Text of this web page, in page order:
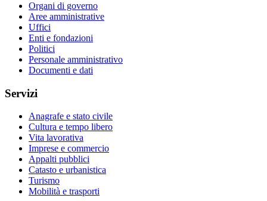
Organi di governo
Aree amministrative
Uffici
Enti e fondazioni
Politici
Personale amministrativo
Documenti e dati
Servizi
Anagrafe e stato civile
Cultura e tempo libero
Vita lavorativa
Imprese e commercio
Appalti pubblici
Catasto e urbanistica
Turismo
Mobilità e trasporti